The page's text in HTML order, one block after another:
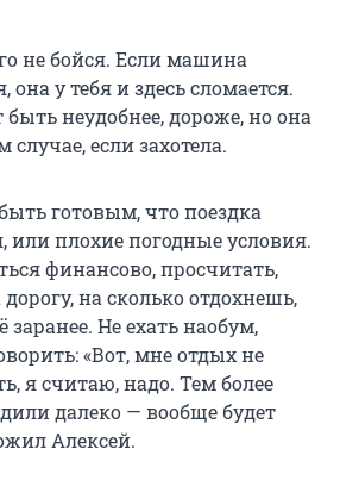
не бойся. Если машина
она у тебя и здесь сломается.
неудобнее, дороже, но она
если захотела.
готовым, что поездка
или плохие погодные условия.
финансово, просчитать,
на сколько отдохнешь,
заранее. Не ехать наобум,
«Вот, мне отдых не
я считаю, надо. Тем более
далеко — вообще будет
Алексей.